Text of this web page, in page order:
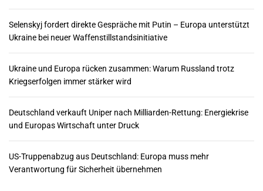
g
d
e
r
B
e
i
t
Selenskyj fordert direkte Gespräche mit Putin – Europa unterstützt
Ukraine bei neuer Waffenstillstandsinitiative
Ukraine und Europa rücken zusammen: Warum Russland trotz
Kriegserfolgen immer stärker wird
Deutschland verkauft Uniper nach Milliarden-Rettung: Energiekrise
und Europas Wirtschaft unter Druck
US-Truppenabzug aus Deutschland: Europa muss mehr
Verantwortung für Sicherheit übernehmen